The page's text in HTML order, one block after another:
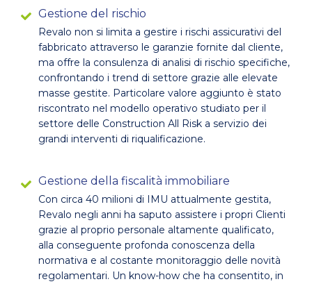
Gestione del rischio
Revalo non si limita a gestire i rischi assicurativi del
fabbricato attraverso le garanzie fornite dal cliente,
ma offre la consulenza di analisi di rischio specifiche,
confrontando i trend di settore grazie alle elevate
masse gestite. Particolare valore aggiunto è stato
riscontrato nel modello operativo studiato per il
settore delle Construction All Risk a servizio dei
grandi interventi di riqualificazione.
Gestione della fiscalità immobiliare
Con circa 40 milioni di IMU attualmente gestita,
Revalo negli anni ha saputo assistere i propri Clienti
grazie al proprio personale altamente qualificato,
alla conseguente profonda conoscenza della
normativa e al costante monitoraggio delle novità
regolamentari. Un know-how che ha consentito, in